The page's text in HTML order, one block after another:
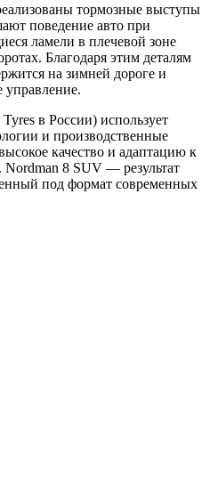
тормозные выступы
поведение авто при
ламели в плечевой зоне
Благодаря этим деталям
на зимней дороге и
управление.
в России) использует
и производственные
качество и адаптацию к
8 SUV — результат
под формат современных